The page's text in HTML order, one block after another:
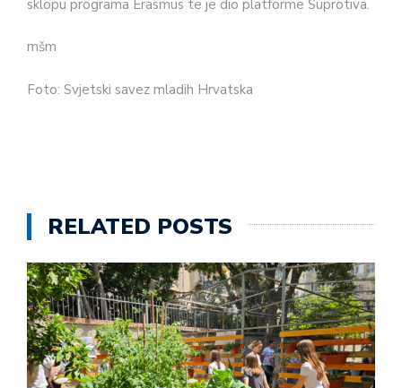
sklopu programa Erasmus te je dio platforme Suprotiva.
mšm
Foto: Svjetski savez mladih Hrvatska
RELATED POSTS